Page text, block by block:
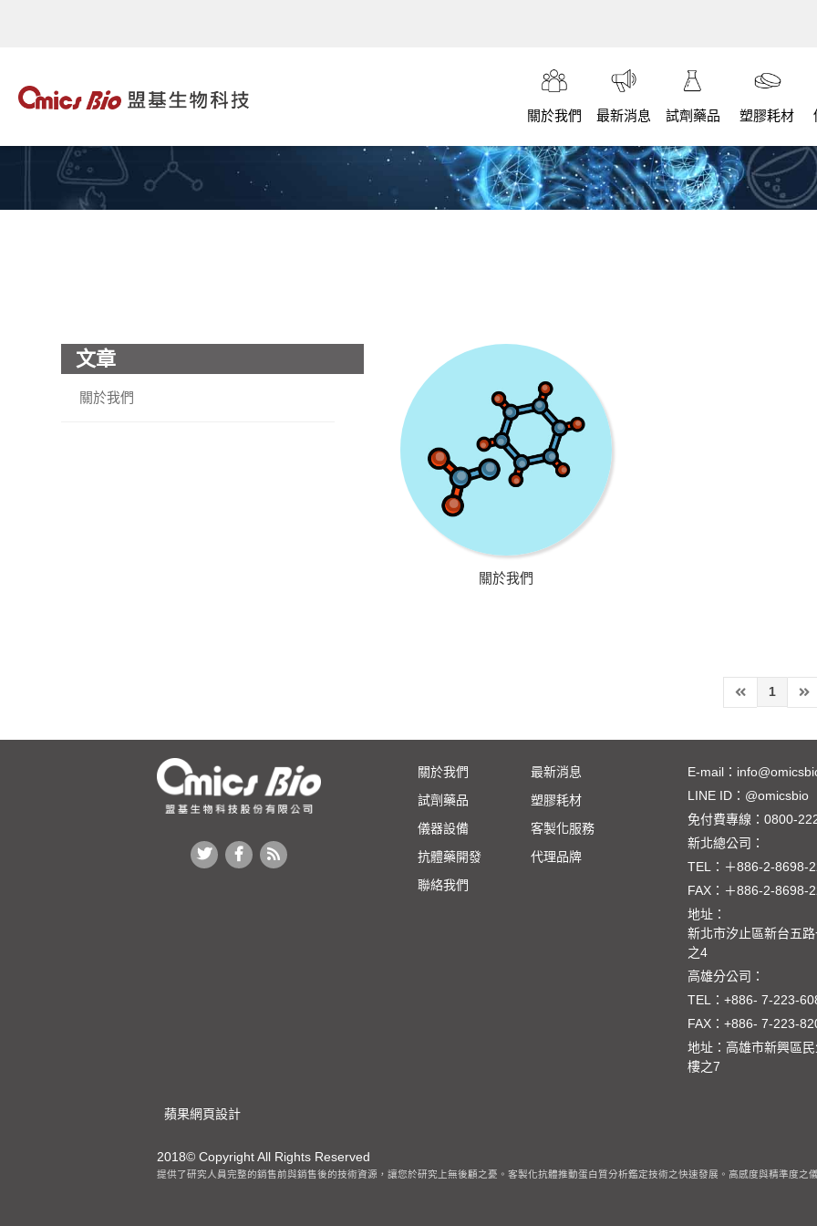
關於我們 最新消息 試劑藥品 塑膠耗材
文章
關於我們
關於我們
1
關於我們
最新消息
試劑藥品
塑膠耗材
儀器設備
客製化服務
抗體藥開發
代理品牌
聯絡我們
E-mail：
LINE ID： @omicsbio
免付費專線： 0800-
新北總公司：
TEL： ＋886-2-8698-
FAX： ＋886-2-8698-
地址：
新北市汐止區新台五
之4
高雄分公司：
TEL： +886- 7-223-
FAX： +886- 7-223-
地址：高雄市新興區
樓之7
蘋果網頁設計
2018© Copyright All Rights Reserved
客製化抗體提供了研究人員完整的銷售前與銷售後的技術資源，讓您於研究上無後顧之憂。客製化抗體推動蛋白質分析鑑定技術之快速發展。高感度與精準度